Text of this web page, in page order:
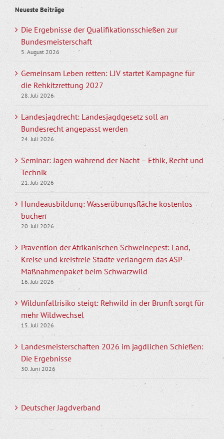
Neueste Beiträge
Die Ergebnisse der Qualifikationsschießen zur
Bundesmeisterschaft
5. August 2026
Gemeinsam Leben retten: LJV startet Kampagne für
die Rehkitzrettung 2027
28. Juli 2026
Landesjagdrecht: Landesjagdgesetz soll an
Bundesrecht angepasst werden
24. Juli 2026
Seminar: Jagen während der Nacht – Ethik, Recht und
Technik
21. Juli 2026
Hundeausbildung: Wasserübungsfläche kostenlos
buchen
20. Juli 2026
Prävention der Afrikanischen Schweinepest: Land,
Kreise und kreisfreie Städte verlängern das ASP-
Maßnahmenpaket beim Schwarzwild
16. Juli 2026
Wildunfallrisiko steigt: Rehwild in der Brunft sorgt für
mehr Wildwechsel
15. Juli 2026
Landesmeisterschaften 2026 im jagdlichen Schießen:
Die Ergebnisse
30. Juni 2026
Deutscher Jagdverband